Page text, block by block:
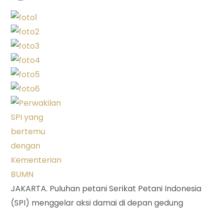
JAKARTA. Puluhan petani Serikat Petani Indonesia
(SPI) menggelar aksi damai di depan gedung